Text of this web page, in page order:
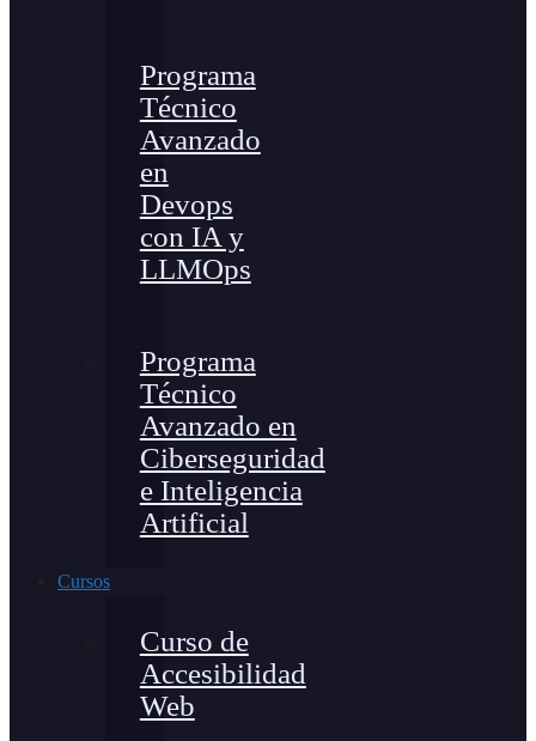
Programa
Técnico
Avanzado
en
Devops
con IA y
LLMOps
Programa
Técnico
Avanzado en
Ciberseguridad
e Inteligencia
Artificial
Cursos
Curso de
Accesibilidad
Web